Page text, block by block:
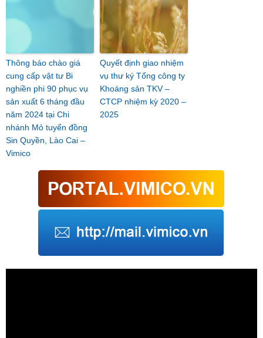
Thông báo chào giá
cung cấp vật tư Bi
nghiền phi 90 phục vụ
sản xuất 6 tháng đầu
năm 2024 tại Chi
nhánh Mỏ tuyển đồng
Sin Quyền, Lào Cai –
Vimico
Quyết định giao nhiệm
vụ thư ký Tổng công ty
Khoáng sản TKV –
CTCP nhiệm kỳ 2020 –
2025
Trình